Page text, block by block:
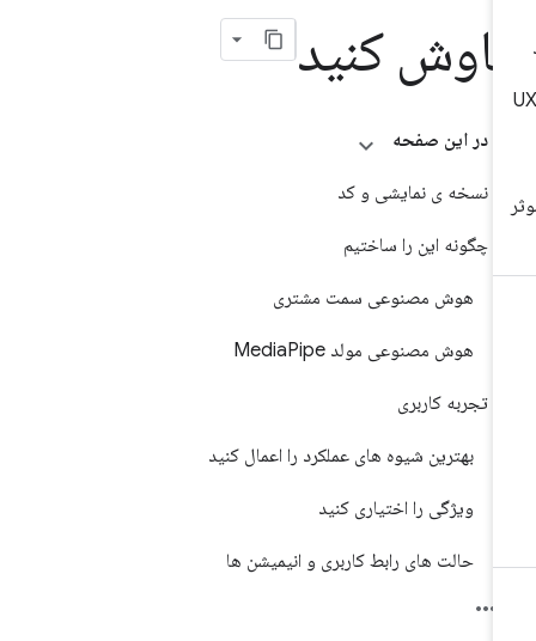
کنید
در این صفحه
نسخه ی نمایشی و کد
چگونه این را ساختیم
هوش مصنوعی سمت مشتری
هوش مصنوعی مولد MediaPipe
تجربه کاربری
بهترین شیوه های عملکرد را اعمال کنید
ویژگی را اختیاری کنید
حالت های رابط کاربری و انیمیشن ها